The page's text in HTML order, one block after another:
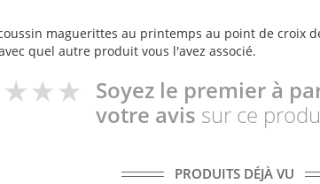
maguerittes au printemps au point de croix
quel autre produit vous l'avez associé.
Soyez le premier à
votre avis sur ce
PRODUITS DÉJÀ VU